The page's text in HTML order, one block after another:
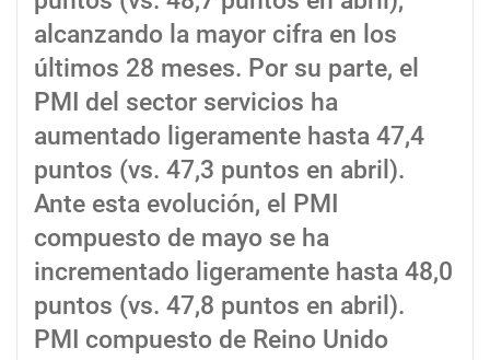
alcanzando la mayor cifra en los
últimos 28 meses. Por su parte, el
PMI del sector servicios ha
aumentado ligeramente hasta 47,4
puntos (vs. 47,3 puntos en abril).
Ante esta evolución, el PMI
compuesto de mayo se ha
incrementado ligeramente hasta 48,0
puntos (vs. 47,8 puntos en abril).
PMI compuesto de Reino Unido